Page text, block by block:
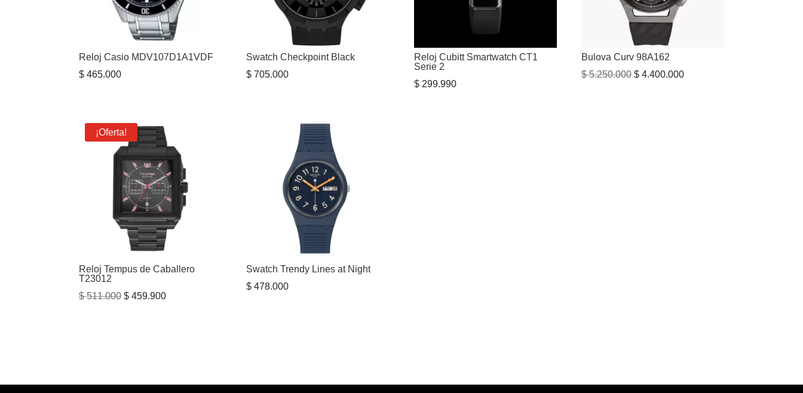
Reloj Casio MDV107D1A1VDF
$ 465.000
Swatch Checkpoint Black
$ 705.000
Reloj Cubitt Smartwatch CT1
Serie 2
$299.990
Bulova Curv 98A162
$5.250.000 El
$4.400.000El
¡Oferta!
Reloj Tempus de Caballero
T23012
$511.000 El
$ 459.900El
Swatch Trendy Lines at Night
$ 478.000